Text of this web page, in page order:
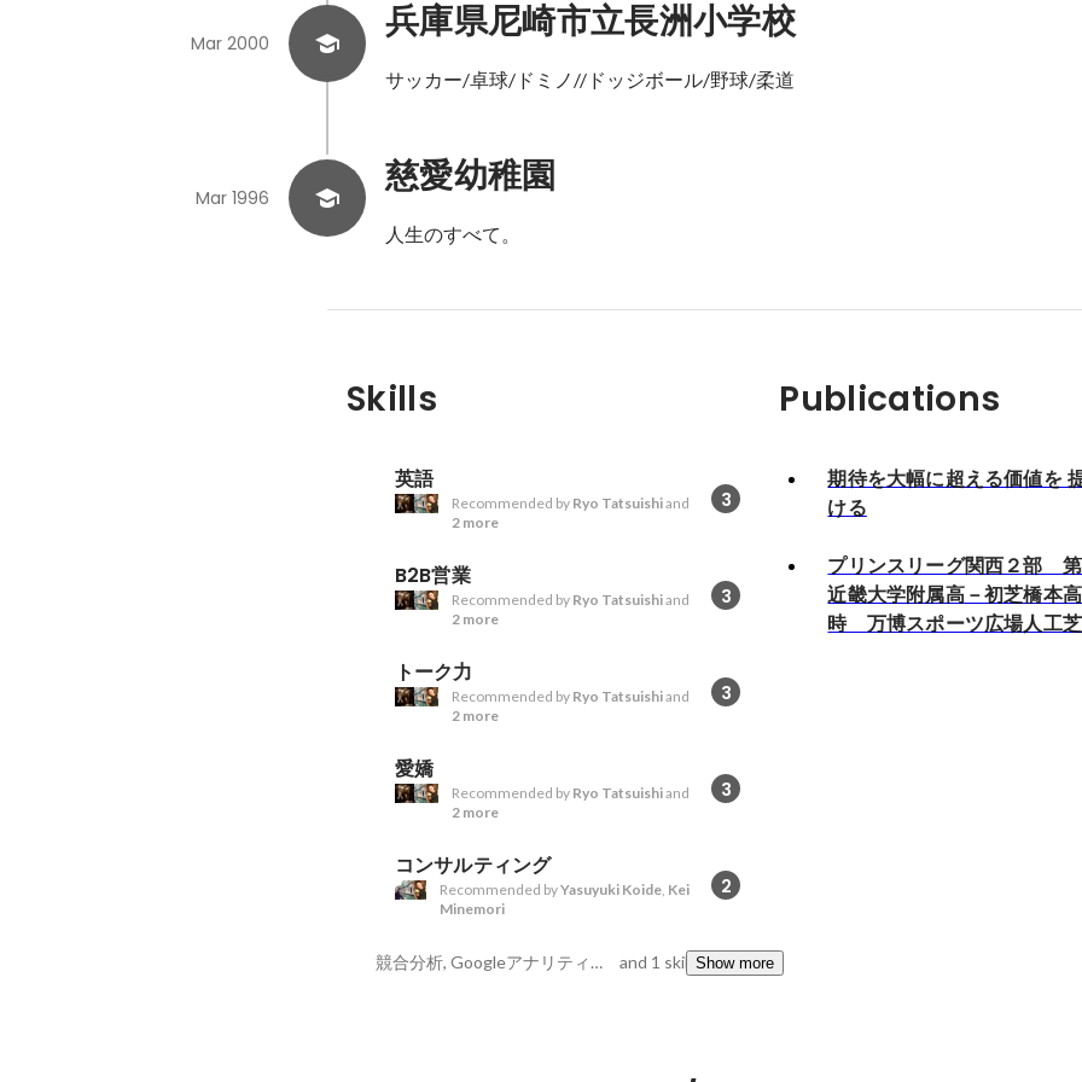
兵庫県尼崎市立長洲小学校
Mar 2000
サッカー/卓球/ドミノ//ドッジボール/野球/柔道
慈愛幼稚園
Mar 1996
人生のすべて。
Skills
英語
3
Recommended by Ryo Tatsuishiand
2 more
B2B営業
3
Recommended by Ryo Tatsuishiand
2 more
トーク力
3
Recommended by Ryo Tatsuishiand
2 more
愛嬌
3
Recommended by Ryo Tatsuishiand
2 more
コンサルティング
2
Recommended byYasuyuki Koide, Kei
Minemori
競合分析, Googleアナリティクス, 交渉力 and 1 skillsShow more
Publications
期待を大幅に超える価値を
ける
プリンスリーグ関西２部
近畿大学附属高－初芝橋本
時 万博スポーツ広場人工